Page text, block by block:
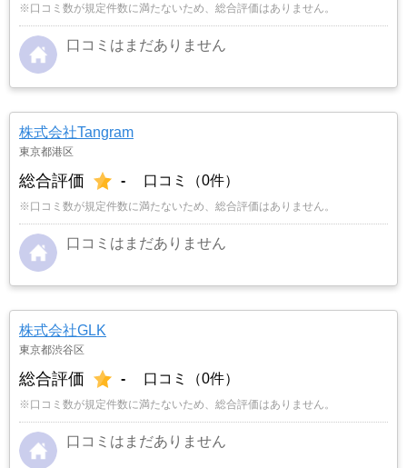
※口コミ数が規定件数に満たないため、総合評価はありません。
口コミはまだありません
株式会社Tangram
東京都港区
総合評価 - 口コミ（0件）
※口コミ数が規定件数に満たないため、総合評価はありません。
口コミはまだありません
株式会社GLK
東京都渋谷区
総合評価 - 口コミ（0件）
※口コミ数が規定件数に満たないため、総合評価はありません。
口コミはまだありません